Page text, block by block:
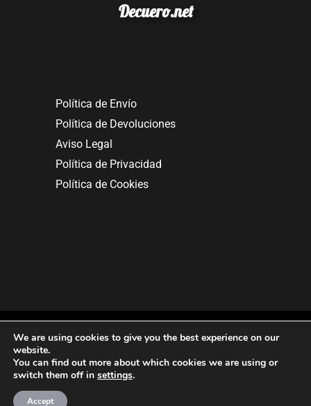
Decuero.net
Política de Envío
Política de Devoluciones
Aviso Legal
Política de Privacidad
Política de Cookies
Copyright © 2025. All rights reserved.
We are using cookies to give you the best experience on our
website.
You can find out more about which cookies we are using or
switch them off in settings.
Accept